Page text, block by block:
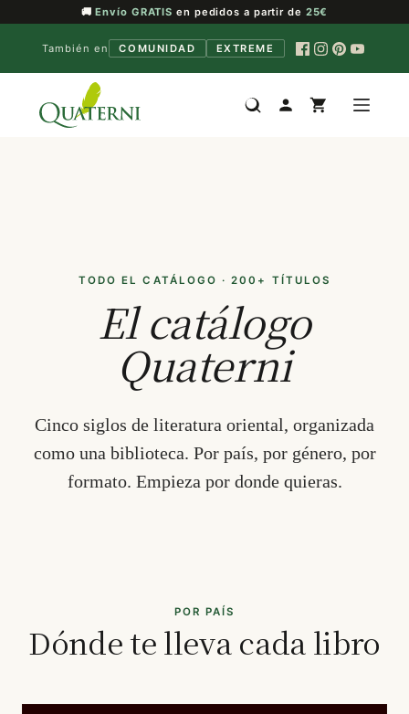
🚚Envío GRATIS en pedidos a partir de 25€
También en COMUNIDAD EXTREME
contenido
TODO EL CATÁLOGO · 200+ TÍTULOS
El catálogo
Quaterni
Cinco siglos de literatura oriental, organizada
como una biblioteca. Por país, por género, por
formato. Empieza por donde quieras.
POR PAÍS
Dónde te lleva cada libro